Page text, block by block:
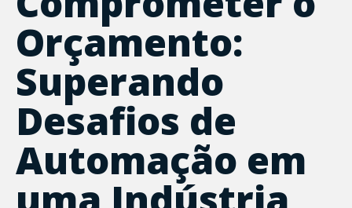
Orçamento:
Superando
Desafios de
Automação em